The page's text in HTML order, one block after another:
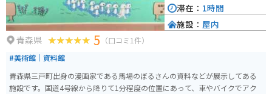
青森県 5 （口コミ1件）
#美術館｜資料館
青森県三戸町出身の漫画家である馬場のぼるさんの資料などが展示してある
施設です。国道4号線から降りて1分程度の位置にあって、車やバイクでアク
滞在： 1時間
施設： 屋内